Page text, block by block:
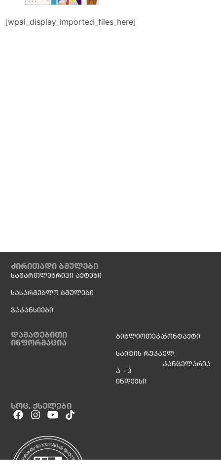
[wpai_display_imported_files_here]
ძირითადი ბმულები
სამართლებრივი აქტები
სასარგებლო ბმულები
ვაკანსიები
დამატებითი
ინფორმაცია
ბიბლიოთეკა
საიტის რუკა
ა - ჰ
ინდექსი
კონტაქტი
ელ.
კანცელარია
სოც. ქსელები